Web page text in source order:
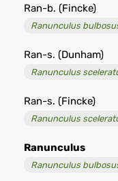
Ran-b. (Fincke)
Ranunculus
Ran-s. (Dunham)
Ranunculus
Ran-s. (Fincke)
Ranunculus
Ranunculus
Ranunculus